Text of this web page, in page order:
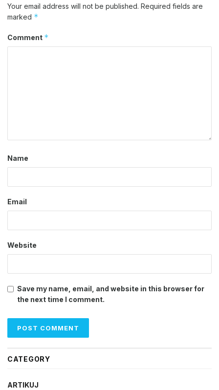
Your email address will not be published. Required fields are
marked *
Comment *
Name
Email
Website
Save my name, email, and website in this browser for
the next time I comment.
CATEGORY
ARTIKUJ